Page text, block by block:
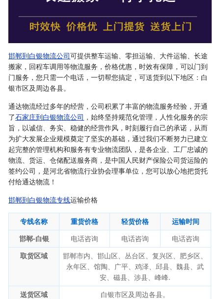
邯郸到白银物流公司可提供整车运输、零担运输、大件运输、长途
搬家，回程车调用等物流服务，价格优惠，时效有保障，可以门到
门服务，您只需一个电话，一切帮您搞定，可送货到以下地区：白
银市区及周边各县。
通达物流经过多年的经营，公司积累了丰富的物流服务经验，开通
了石家庄到白银物流公司 ，始终坚持规范化管理，人性化服务的宗
旨，以诚信、务实、稳健的经营作风，时刻履行自己的承诺，从而
为扩大发展企业规模奠定了坚实的基础，通过我们不断努力已建立
起完整的管理机构和服务有专业物流团队，是各企业、工厂忠诚的
物流、货运、仓储配送服务商，是中国人民财产保险公司货运险的
签约公司，是河北省物流行业协会理事单位，您可以放心地把货托
付给通达物流！
邯郸到白银物流专线运输价格
专线名称 重货价格 轻货价格
运输时间
邯郸-白银
电话咨询 电话咨询
电话咨询
取货区域
邯郸市内、邯山区、丛台区、复兴区、肥乡区、
永年区、馆陶、广平、鸡泽、邱县、魏县、武
安、磁县、涉县、峰峰.
送货区域
白银市区及周边各县。